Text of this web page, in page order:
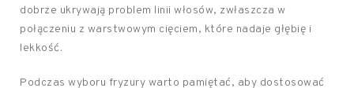
dobrze ukrywają problem linii włosów, zwłaszcza w
połączeniu z warstwowym cięciem, które nadaje głębię i
lekkość.
Podczas wyboru fryzury warto pamiętać, aby dostosować